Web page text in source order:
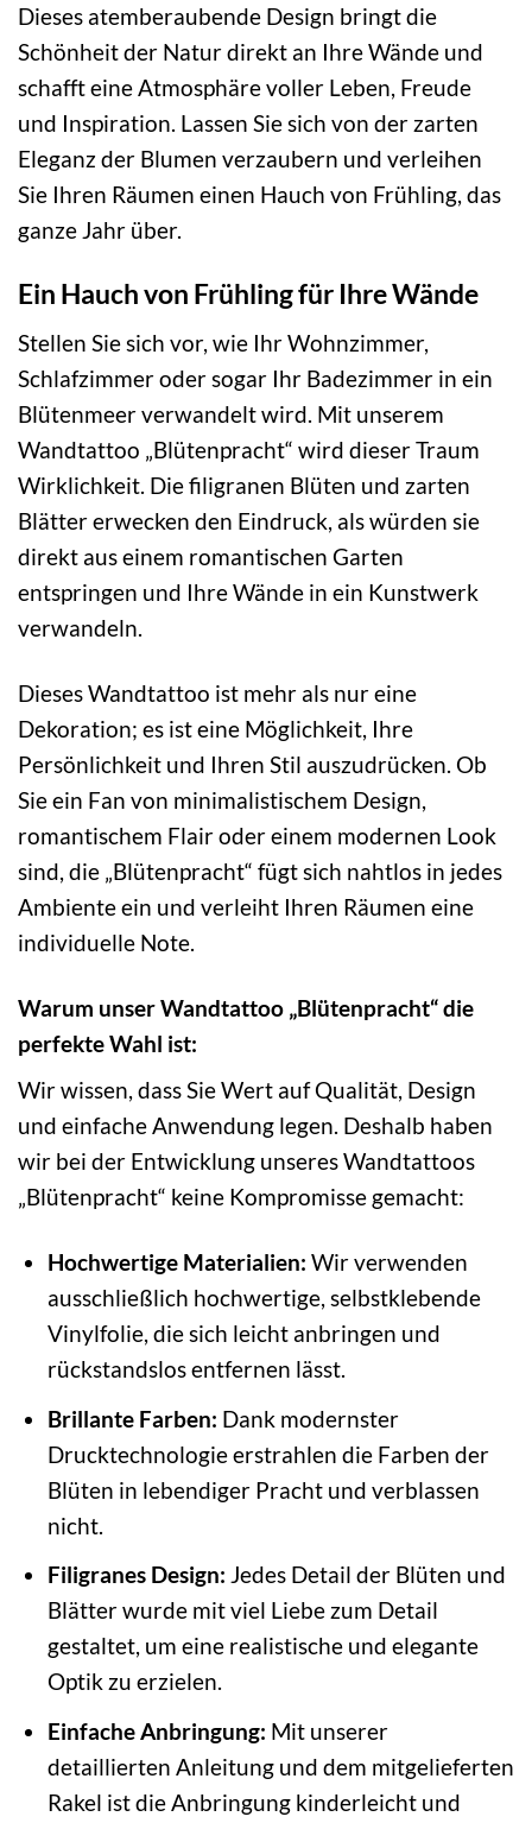
Dieses atemberaubende Design bringt die
Schönheit der Natur direkt an Ihre Wände und
schafft eine Atmosphäre voller Leben, Freude
und Inspiration. Lassen Sie sich von der zarten
Eleganz der Blumen verzaubern und verleihen
Sie Ihren Räumen einen Hauch von Frühling, das
ganze Jahr über.
Ein Hauch von Frühling für Ihre Wände
Stellen Sie sich vor, wie Ihr Wohnzimmer,
Schlafzimmer oder sogar Ihr Badezimmer in ein
Blütenmeer verwandelt wird. Mit unserem
Wandtattoo „Blütenpracht“ wird dieser Traum
Wirklichkeit. Die filigranen Blüten und zarten
Blätter erwecken den Eindruck, als würden sie
direkt aus einem romantischen Garten
entspringen und Ihre Wände in ein Kunstwerk
verwandeln.
Dieses Wandtattoo ist mehr als nur eine
Dekoration; es ist eine Möglichkeit, Ihre
Persönlichkeit und Ihren Stil auszudrücken. Ob
Sie ein Fan von minimalistischem Design,
romantischem Flair oder einem modernen Look
sind, die „Blütenpracht“ fügt sich nahtlos in jedes
Ambiente ein und verleiht Ihren Räumen eine
individuelle Note.
Warum unser Wandtattoo „Blütenpracht“ die
perfekte Wahl ist:
Wir wissen, dass Sie Wert auf Qualität, Design
und einfache Anwendung legen. Deshalb haben
wir bei der Entwicklung unseres Wandtattoos
„Blütenpracht“ keine Kompromisse gemacht:
Hochwertige Materialien: Wir verwenden
ausschließlich hochwertige, selbstklebende
Vinylfolie, die sich leicht anbringen und
rückstandslos entfernen lässt.
Brillante Farben: Dank modernster
Drucktechnologie erstrahlen die Farben der
Blüten in lebendiger Pracht und verblassen
nicht.
Filigranes Design: Jedes Detail der Blüten und
Blätter wurde mit viel Liebe zum Detail
gestaltet, um eine realistische und elegante
Optik zu erzielen.
Einfache Anbringung: Mit unserer
detaillierten Anleitung und dem mitgelieferten
Rakel ist die Anbringung kinderleicht und